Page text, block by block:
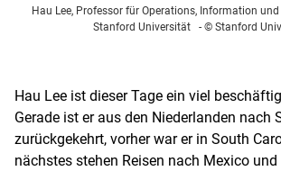
Hau Lee, Professor für Operations, Information
Stanford Universität
- © Stanford
Hau Lee ist dieser Tage ein viel
Gerade ist er aus den Niederlanden nach
zurückgekehrt, vorher war er in South
nächstes stehen Reisen nach Mexico